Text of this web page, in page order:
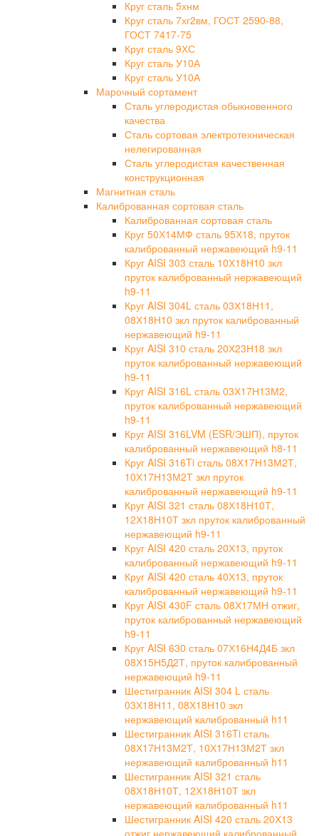
Круг сталь 5хнм
Круг сталь 7хг2вм, ГОСТ 2590-88,
ГОСТ 7417-75
Круг сталь 9ХС
Круг сталь У10А
Круг сталь У10А
Марочный сортамент
Сталь углеродистая обыкновенного
качества
Сталь сортовая электротехническая
нелегированная
Сталь углеродистая качественная
конструкционная
Магнитная сталь
Калиброванная сортовая сталь
Калиброванная сортовая сталь
Круг 50Х14МФ сталь 95Х18, пруток
калиброванный нержавеющий h9-11
Круг AISI 303 сталь 10Х18Н10 зкл
пруток калиброванный нержавеющий
h9-11
Круг AISI 304L сталь 03Х18Н11,
08Х18Н10 зкл пруток калиброванный
нержавеющий h9-11
Круг AISI 310 сталь 20Х23Н18 зкл
пруток калиброванный нержавеющий
h9-11
Круг AISI 316L сталь 03Х17Н13М2,
пруток калиброванный нержавеющий
h9-11
Круг AISI 316LVM (ESR/ЭШП), пруток
калиброванный нержавеющий h8-11
Круг AISI 316Ti сталь 08Х17Н13М2Т,
10Х17Н13М2Т зкл пруток
калиброванный нержавеющий h9-11
Круг AISI 321 сталь 08Х18Н10Т,
12Х18Н10Т зкл пруток калиброванный
нержавеющий h9-11
Круг AISI 420 сталь 20Х13, пруток
калиброванный нержавеющий h9-11
Круг AISI 420 сталь 40Х13, пруток
калиброванный нержавеющий h9-11
Круг AISI 430F сталь 08Х17МН отжиг,
пруток калиброванный нержавеющий
h9-11
Круг AISI 630 сталь 07Х16Н4Д4Б зкл
08Х15Н5Д2Т, пруток калиброванный
нержавеющий h9-11
Шестигранник AISI 304 L сталь
03Х18Н11, 08Х18Н10 зкл
нержавеющий калиброванный h11
Шестигранник AISI 316Ti сталь
08Х17Н13М2Т, 10Х17Н13М2Т зкл
нержавеющий калиброванный h11
Шестигранник AISI 321 сталь
08Х18Н10Т, 12Х18Н10Т зкл
нержавеющий калиброванный h11
Шестигранник AISI 420 сталь 20Х13